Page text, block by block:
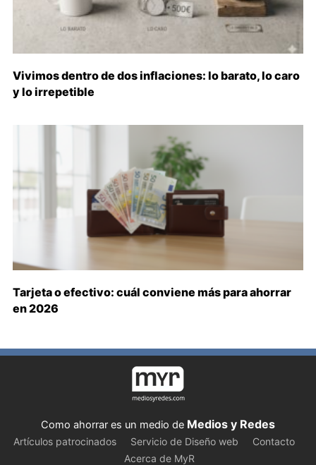
Vivimos dentro de dos inflaciones: lo barato, lo caro
y lo irrepetible
Tarjeta o efectivo: cuál conviene más para ahorrar
en 2026
Como ahorrar es un medio de Medios y Redes
Artículos patrocinados Servicio de Diseño web
Contacto
Acerca de MyR